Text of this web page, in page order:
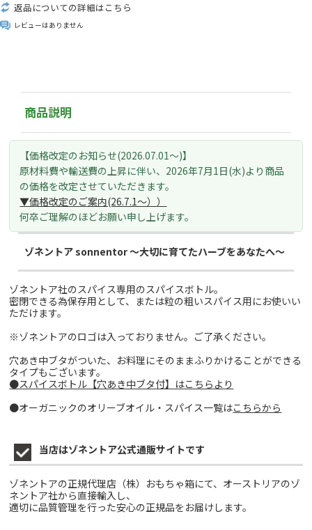
返品についての詳細はこちら
レビューはありません
商品説明
【価格改定のお知らせ(2026.07.01～)】
原材料費や輸送費の上昇に伴い、 2026年7月1日(水)より 商品
の価格を改定させていただきます。
▼価格改定のご案内(26.7.1～））
何卒ご理解のほどお願い申し上げます。
ゾネントア sonnentor ～大切に育てたハーブをあなたへ～
ゾネントア社のスパイス専用のスパイスボトル。
密閉できる為保存用として、または粒の粗いスパイス用にお使いい
ただけます。
※ゾネントアのロゴは入っておりません。ご了承ください。
穴あき中ブタがついた、お料理にそのままふりかけることができる
タイプもございます。
●スパイスボトル【穴あき中ブタ付】はこちらより
●オーガニックのオリーブオイル・スパイス一覧はこちらから
当店はゾネントア公式通販サイトです
ゾネントアの正規代理店（株）おもちゃ箱にて、オーストリアのゾ
ネントア社から直接輸入し、
適切に品質管理を行った安心の正規品をお届けします。